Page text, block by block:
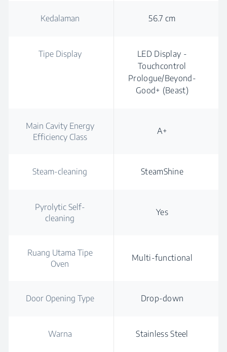
Kedalaman 56.7 cm
Tipe Display
LED Display -
Touchcontrol
Prologue/Beyond-
Good+ (Beast)
Main Cavity Energy
Efficiency Class
A+
Steam-cleaning SteamShine
Pyrolytic Self-
cleaning
Yes
Ruang Utama Tipe
Oven
Multi-functional
Door Opening Type Drop-down
Warna Stainless Steel